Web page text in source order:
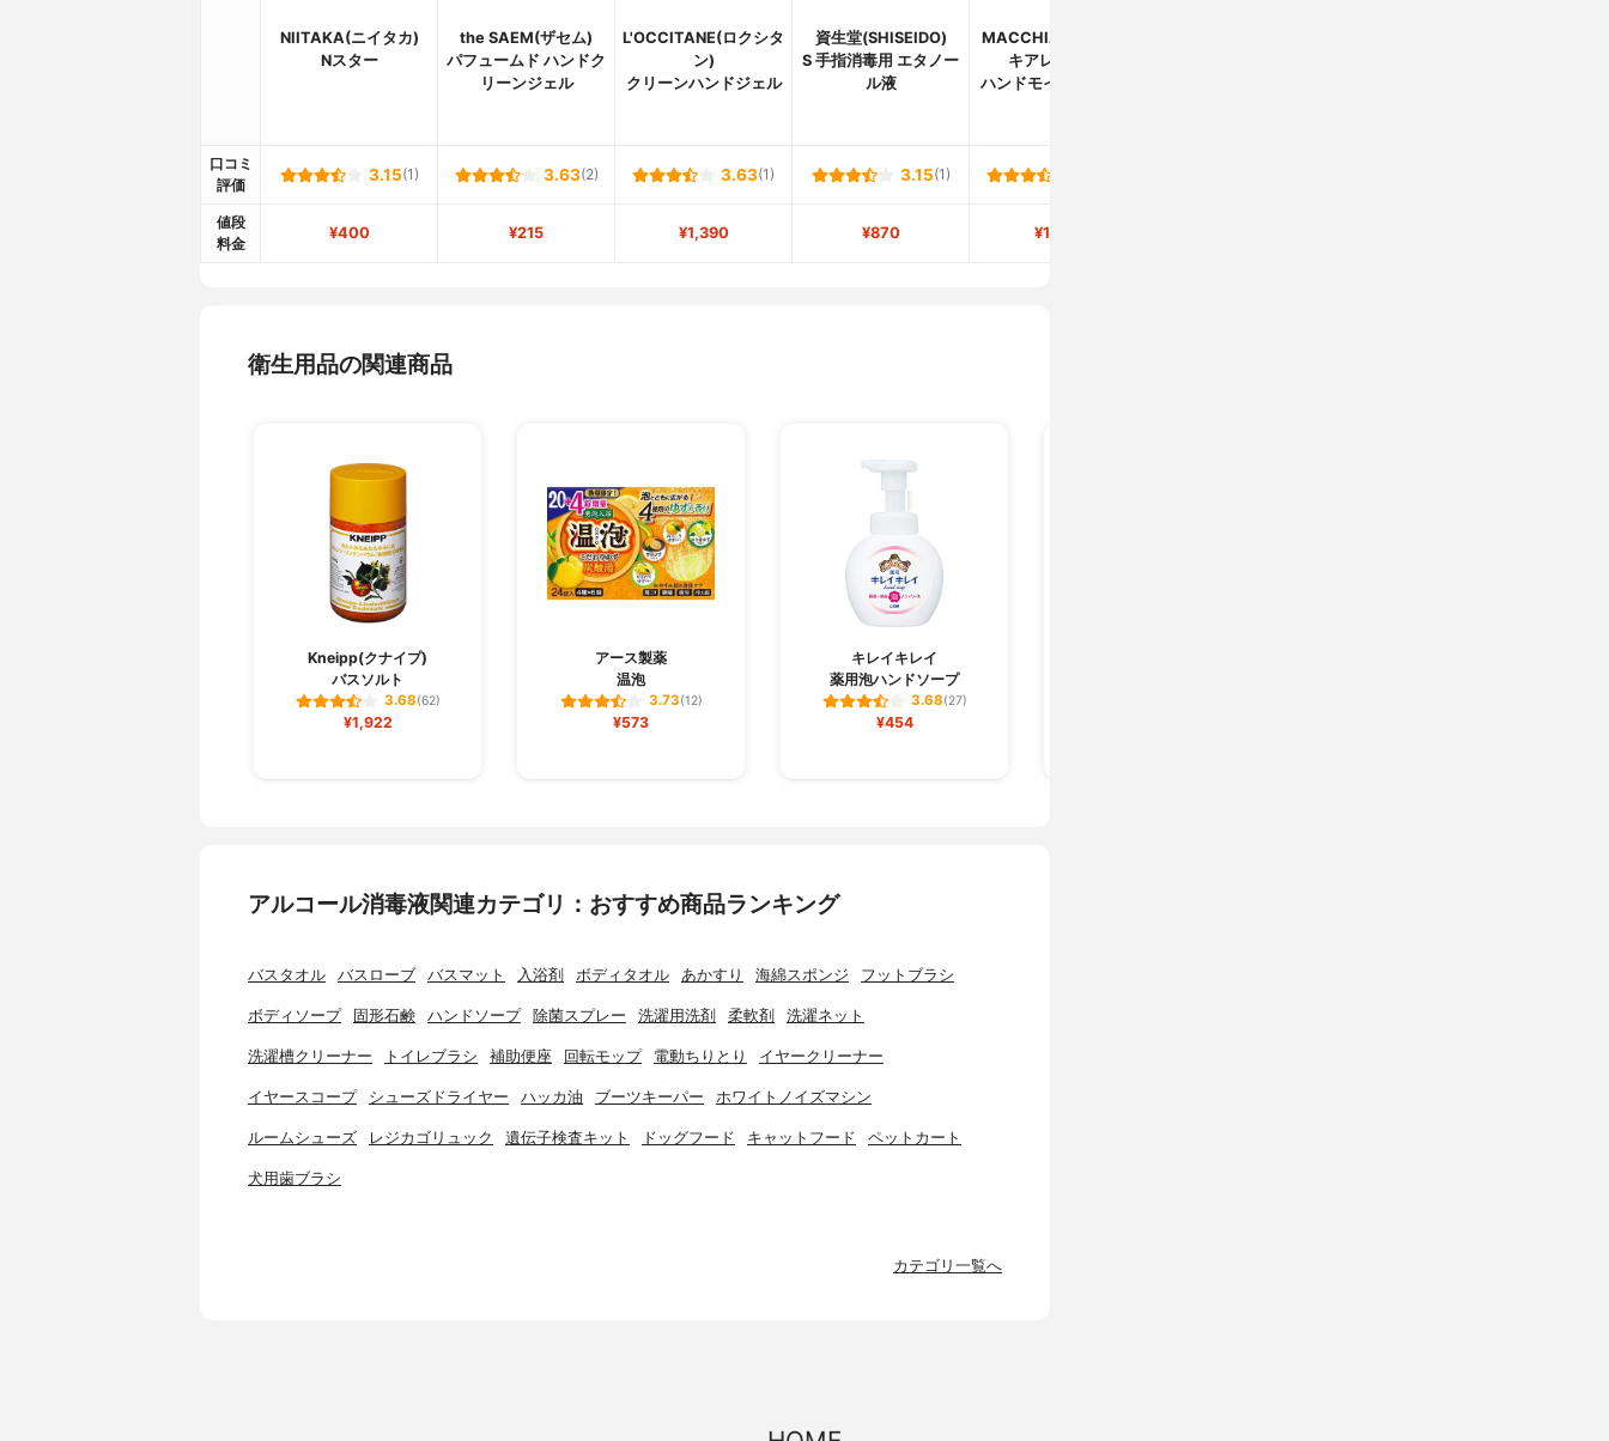
NIITAKA(ニイタカ)
Nスター
the SAEM(ザセム)
パフュームド ハンドク
リーンジェル
L'OCCITANE(ロクシタ
ン)
クリーンハンドジェル
資生堂(SHISEIDO)
S 手指消毒用 エタノー
ル液
MACCHIA LABEL(マ
キアレイベル)
ハンドモイストジェル
口コミ
評価
3.15(1) 3.63(2) 3.63(1) 3.15(1)
値段
料金
¥400 ¥215 ¥1,390 ¥870 ¥1,210
衛生用品の関連商品
Kneipp(クナイプ)
バスソルト
3.68(62)
¥1,922
アース製薬
温泡
3.73(12)
¥573
キレイキレイ
薬用泡ハンドソープ
3.68(27)
¥454
アルコール消毒液関連カテゴリ：おすすめ商品ランキング
バスタオル バスローブ バスマット 入浴剤 ボディタオル あかすり 海綿スポンジ フットブラシ
ボディソープ 固形石鹸 ハンドソープ 除菌スプレー 洗濯用洗剤 柔軟剤 洗濯ネット
洗濯槽クリーナー トイレブラシ 補助便座 回転モップ 電動ちりとり イヤークリーナー
イヤースコープ シューズドライヤー ハッカ油 ブーツキーパー ホワイトノイズマシン
ルームシューズ レジカゴリュック 遺伝子検査キット ドッグフード キャットフード ペットカート
犬用歯ブラシ
カテゴリ一覧へ